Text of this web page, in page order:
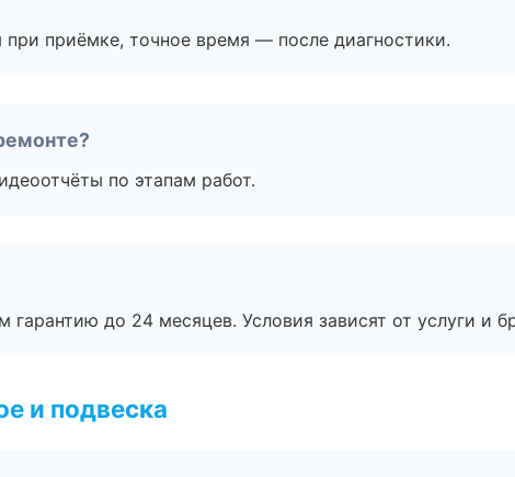
приёмке, точное время — после диагностики.
по этапам работ.
до 24 месяцев. Условия зависят от услуги и
и подвеска